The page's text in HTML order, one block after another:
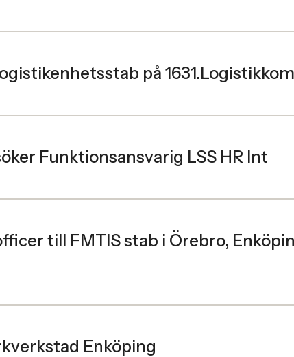
på
Funktionsansvarig LSS HR Int
till FMTIS stab i Örebro,
Enköping